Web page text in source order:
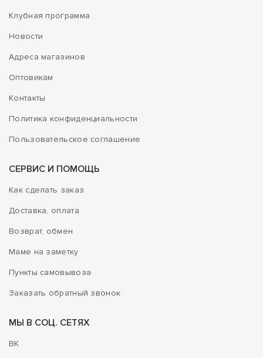
Клубная программа
Новости
Адреса магазинов
Оптовикам
Контакты
Политика конфиденциальности
Пользовательское соглашение
СЕРВИС И ПОМОЩЬ
Как сделать заказ
Доставка, оплата
Возврат, обмен
Маме на заметку
Пункты самовывоза
Заказать обратный звонок
МЫ В СОЦ. СЕТЯХ
ВК